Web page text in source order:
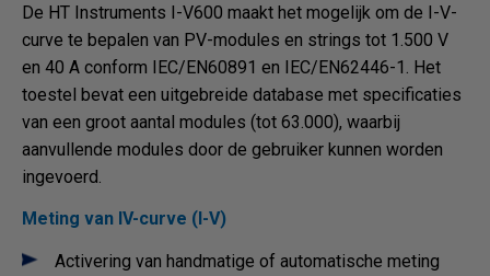
De HT Instruments I-V600 maakt het mogelijk om de I-V-
curve te bepalen van PV-modules en strings tot 1.500 V
en 40 A conform IEC/EN60891 en IEC/EN62446-1. Het
toestel bevat een uitgebreide database met specificaties
van een groot aantal modules (tot 63.000), waarbij
aanvullende modules door de gebruiker kunnen worden
ingevoerd.
Meting van IV-curve (I-V)
Activering van handmatige of automatische meting